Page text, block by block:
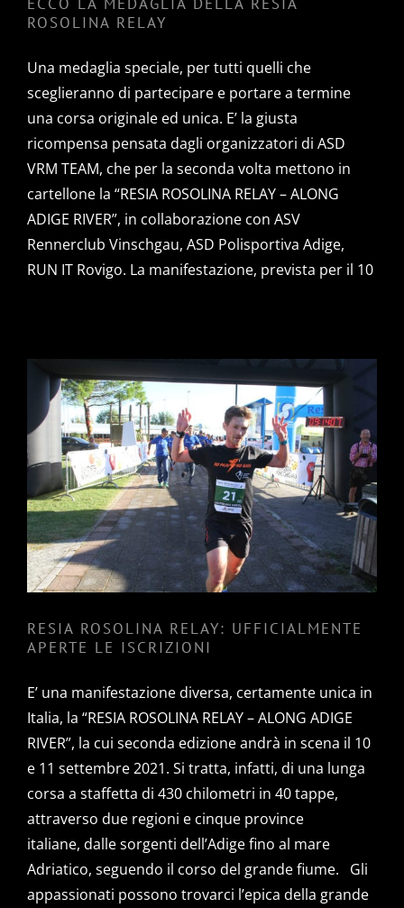
ROSOLINA RELAY
Una medaglia speciale, per tutti quelli che
sceglieranno di partecipare e portare a termine
una corsa originale ed unica. E’ la giusta
ricompensa pensata dagli organizzatori di ASD
VRM TEAM, che per la seconda volta mettono in
cartellone la “RESIA ROSOLINA RELAY – ALONG
ADIGE RIVER”, in collaborazione con ASV
Rennerclub Vinschgau, ASD Polisportiva Adige,
RUN IT Rovigo. La manifestazione, prevista per il 10
RESIA ROSOLINA RELAY:
UFFICIALMENTE APERTE LE
ISCRIZIONI
RESIA ROSOLINA RELAY: UFFICIALMENTE
APERTE LE ISCRIZIONI
E’ una manifestazione diversa, certamente unica in
Italia, la “RESIA ROSOLINA RELAY – ALONG ADIGE
RIVER”, la cui seconda edizione andrà in scena il 10
e 11 settembre 2021. Si tratta, infatti, di una lunga
corsa a staffetta di 430 chilometri in 40 tappe,
attraverso due regioni e cinque province
italiane, dalle sorgenti dell’Adige fino al mare
Adriatico, seguendo il corso del grande fiume. Gli
appassionati possono trovarci l’epica della grande